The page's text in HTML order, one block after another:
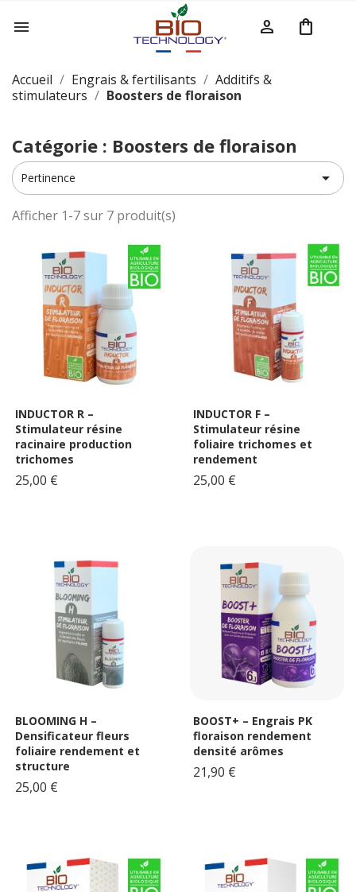
 person shopping_bag
Accueil Engrais & fertilisants
Additifs &
stimulateurs
Boosters de floraison
Catégorie : Boosters de floraison
Pertinence 
Afficher 1-7 sur 7 produit(s)
INDUCTOR R –
Stimulateur résine
racinaire production
trichomes
25,00 €
INDUCTOR F –
Stimulateur résine
foliaire trichomes et
rendement
25,00 €
BLOOMING H –
Densificateur fleurs
foliaire rendement et
structure
25,00 €
BOOST+ – Engrais PK
floraison rendement
densité arômes
21,90 €